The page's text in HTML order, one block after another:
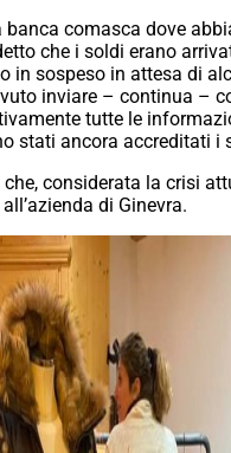
banca comasca dove
che i soldi erano
in sospeso in attesa di
inviare – continua –
tutte le
stati ancora accreditati i
considerata la crisi
di Ginevra.